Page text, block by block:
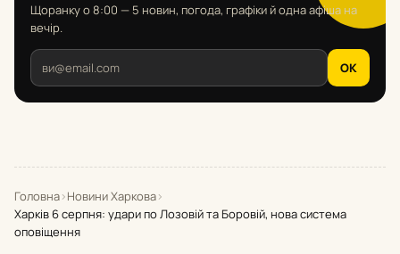
Щоранку о 8:00 — 5 новин, погода, графіки й одна афіша на
вечір.
OK
Головна›Новини Харкова›
Харків 6 серпня: удари по Лозовій та Боровій, нова система
оповіщення